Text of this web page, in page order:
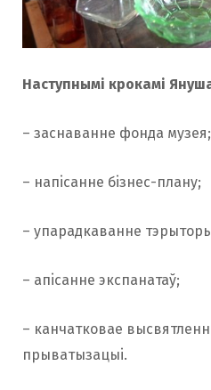
Наступнымi крокамi
– заснаванне фонда музея;
– напiсанне бiзнес-плану;
– упарадкаванне
– апiсанне экспанатаў;
– канчатковае
прыватызацыi.